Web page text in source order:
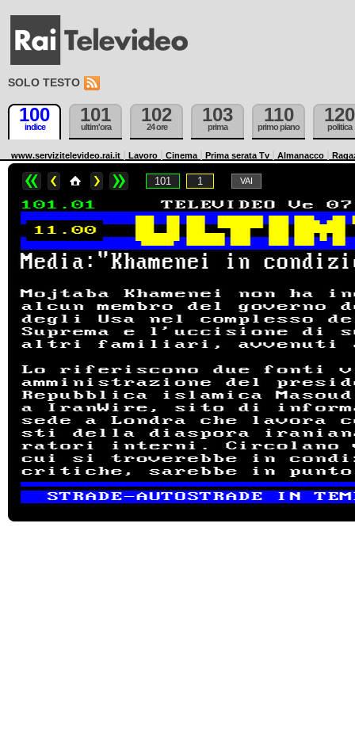
SOLO TESTO
100
indice
101
ultim'ora
102
24 ore
103
prima
110
primo piano
120
politica
www.servizitelevideo.rai.it Lavoro Cinema Prima serata Tv Almanacco